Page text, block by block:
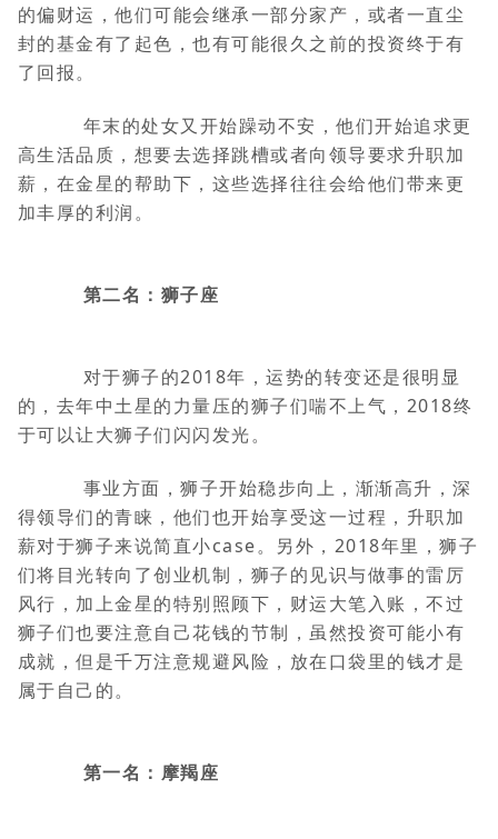
的偏财运，他们可能会继承一部分家产，或者一直尘
封的基金有了起色，也有可能很久之前的投资终于有
了回报。
年末的处女又开始躁动不安，他们开始追求更
高生活品质，想要去选择跳槽或者向领导要求升职加
薪，在金星的帮助下，这些选择往往会给他们带来更
加丰厚的利润。
第二名：狮子座
对于狮子的2018年，运势的转变还是很明显
的，去年中土星的力量压的狮子们喘不上气，2018终
于可以让大狮子们闪闪发光。
事业方面，狮子开始稳步向上，渐渐高升，深
得领导们的青睐，他们也开始享受这一过程，升职加
薪对于狮子来说简直小case。另外，2018年里，狮子
们将目光转向了创业机制，狮子的见识与做事的雷厉
风行，加上金星的特别照顾下，财运大笔入账，不过
狮子们也要注意自己花钱的节制，虽然投资可能小有
成就，但是千万注意规避风险，放在口袋里的钱才是
属于自己的。
第一名：摩羯座